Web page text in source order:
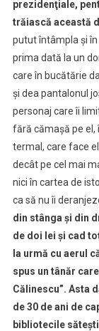
prezidenţiale,
trăiască această
putut întâmpla şi
prima dată la un
care în bucătărie
şi dea pantalonul
personaj care îi
fără cămaşă pe el,
termal, care face
decât pe cel mai
nici în cartea de
ca să nu îi
din stânga şi din
de doi lei şi cad
la urmă cu aerul
spus un tânăr
Călinescu”. Asta
de 30 de ani de
bibliotecile